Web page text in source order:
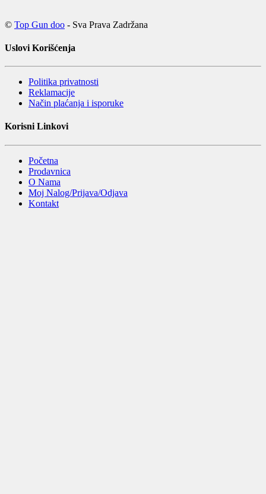
© Top Gun doo - Sva Prava Zadržana
Uslovi Korišćenja
Politika privatnosti
Reklamacije
Način plaćanja i isporuke
Korisni Linkovi
Početna
Prodavnica
O Nama
Moj Nalog/Prijava/Odjava
Kontakt